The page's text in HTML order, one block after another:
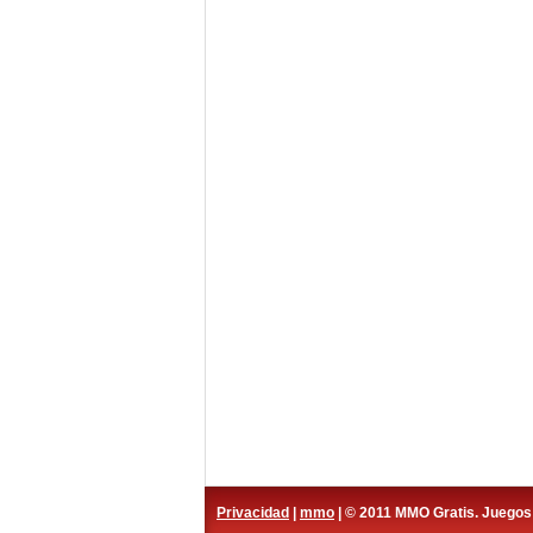
Privacidad mmo | © 2011 MMO Gratis.